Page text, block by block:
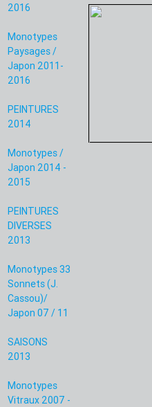
2016
Monotypes
Paysages /
Japon 2011-
2016
PEINTURES
2014
Monotypes /
Japon 2014 -
2015
PEINTURES
DIVERSES
2013
Monotypes 33
Sonnets (J.
Cassou)/
Japon 07 / 11
SAISONS
2013
Monotypes
Vitraux 2007 -